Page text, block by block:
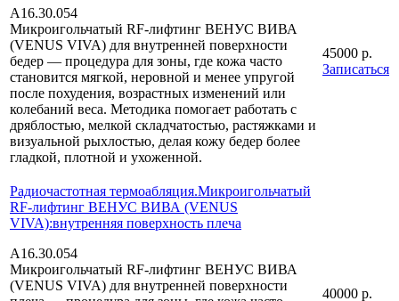
А16.30.054
Микроигольчатый RF-лифтинг ВЕНУС ВИВА
(VENUS VIVA) для внутренней поверхности
бедер — процедура для зоны, где кожа часто
становится мягкой, неровной и менее упругой
после похудения, возрастных изменений или
колебаний веса. Методика помогает работать с
дряблостью, мелкой складчатостью, растяжками и
визуальной рыхлостью, делая кожу бедер более
гладкой, плотной и ухоженной.
45000 р.
Записаться
Радиочастотная термоабляция.Микроигольчатый
RF-лифтинг ВЕНУС ВИВА (VENUS
VIVA):внутренняя поверхность плеча
А16.30.054
Микроигольчатый RF-лифтинг ВЕНУС ВИВА
(VENUS VIVA) для внутренней поверхности
40000 р.